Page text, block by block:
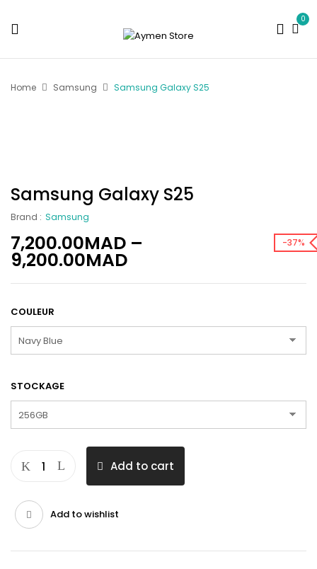
0
Home Samsung Samsung Galaxy S25
Samsung Galaxy S25
Brand : Samsung
7,200.00MAD –
9,200.00MAD
-37%
COULEUR
STOCKAGE
Add to cart
Add to wishlist